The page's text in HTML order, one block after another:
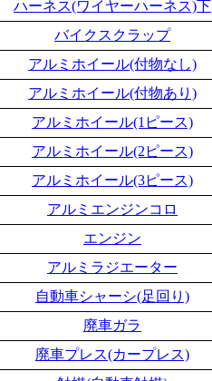
ハーネス(ワイヤーハーネス)下
バイクスクラップ
アルミホイール(付物なし)
アルミホイール(付物あり)
アルミホイール(1ピース)
アルミホイール(2ピース)
アルミホイール(3ピース)
アルミエンジンコロ
エンジン
アルミラジエーター
自動車シャーシ(足回り)
廃車ガラ
廃車プレス(カープレス)